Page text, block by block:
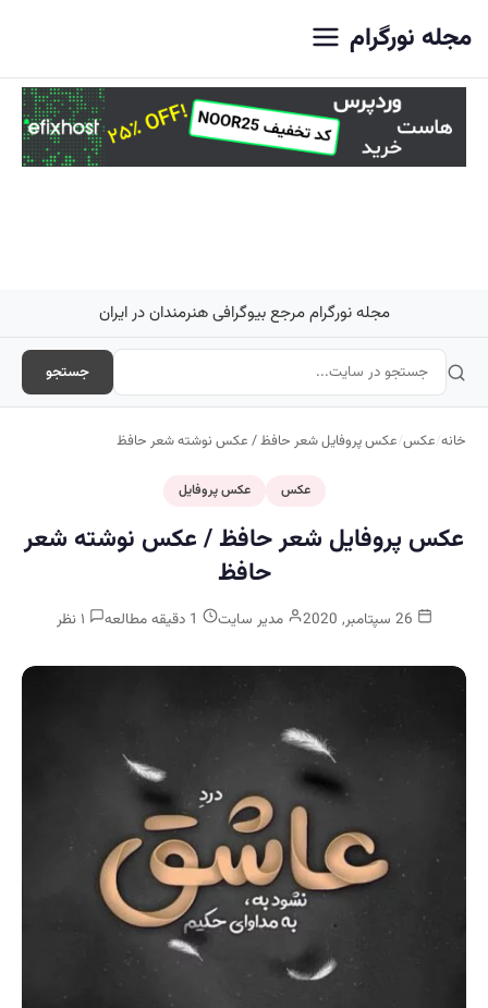
مجله نورگرام
مجله نورگرام مرجع بیوگرافی هنرمندان در ایران
جستجو
خانه/عکس/عکس پروفایل شعر حافظ / عکس نوشته شعر حافظ
عکس عکس پروفایل
عکس پروفایل شعر حافظ / عکس نوشته شعر
حافظ
مدیر سایت